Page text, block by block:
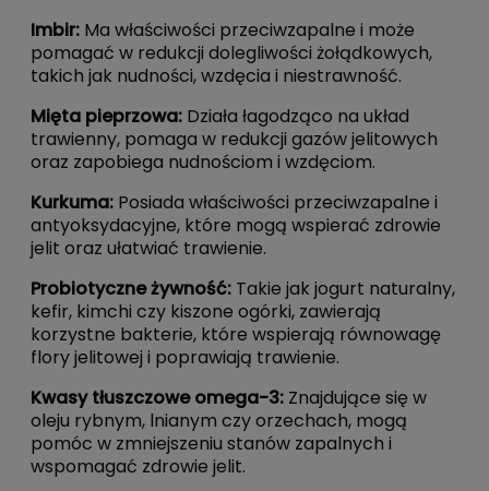
Imbir: Ma właściwości przeciwzapalne i może
pomagać w redukcji dolegliwości żołądkowych,
takich jak nudności, wzdęcia i niestrawność.
Mięta pieprzowa: Działa łagodząco na układ
trawienny, pomaga w redukcji gazów jelitowych
oraz zapobiega nudnościom i wzdęciom.
Kurkuma: Posiada właściwości przeciwzapalne i
antyoksydacyjne, które mogą wspierać zdrowie
jelit oraz ułatwiać trawienie.
Probiotyczne żywność: Takie jak jogurt naturalny,
kefir, kimchi czy kiszone ogórki, zawierają
korzystne bakterie, które wspierają równowagę
flory jelitowej i poprawiają trawienie.
Kwasy tłuszczowe omega-3: Znajdujące się w
oleju rybnym, lnianym czy orzechach, mogą
pomóc w zmniejszeniu stanów zapalnych i
wspomagać zdrowie jelit.